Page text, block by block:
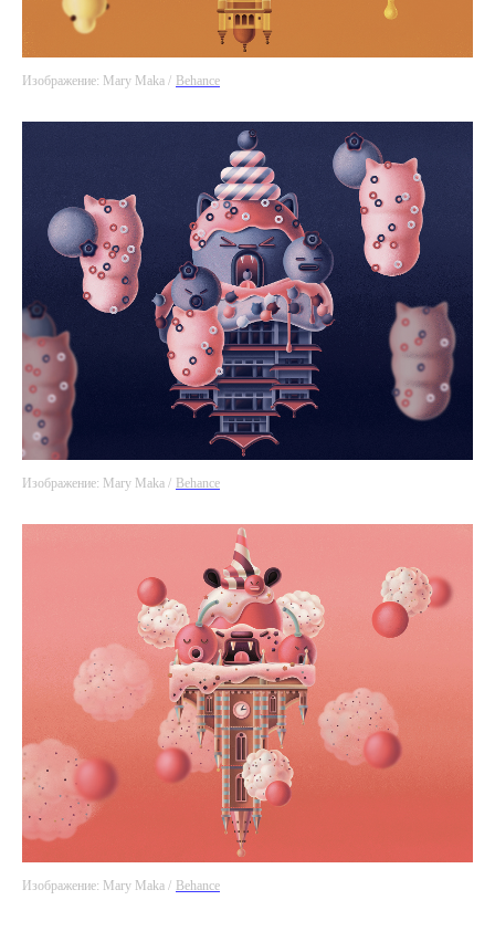
Изображение: Mary Maka / Behance
Изображение: Mary Maka / Behance
Изображение: Mary Maka / Behance